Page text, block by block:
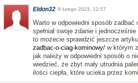
Eldon32 8 lutego 2023, 12:57
Warto w odpowiedni sposób
spełniał swoje zdanie i
to możecie sprawdzić jeszcze
zadbac-o-ciag-kominowy/ w którym
jak należy w odpowiedni sposób o
wiedzieć, że zbyt mały utrudnia
ilości ciepła, które ucieka przez